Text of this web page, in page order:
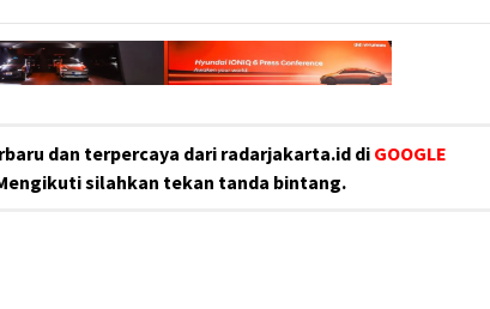
dan terpercaya dari radarjakarta.id di GOOGLE
silahkan tekan tanda bintang.